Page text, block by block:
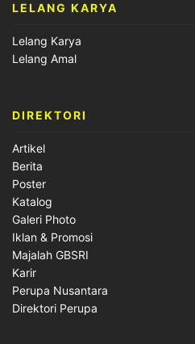
LELANG KARYA
Lelang Karya
Lelang Amal
DIREKTORI
Artikel
Berita
Poster
Katalog
Galeri Photo
Iklan & Promosi
Majalah GBSRI
Karir
Perupa Nusantara
Direktori Perupa